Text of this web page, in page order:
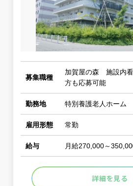
募集職種
加賀屋の森 施設内
方も応募可能
勤務地 特別養護老人ホーム
雇用形態 常勤
給与 月給270,000～
詳細を見る